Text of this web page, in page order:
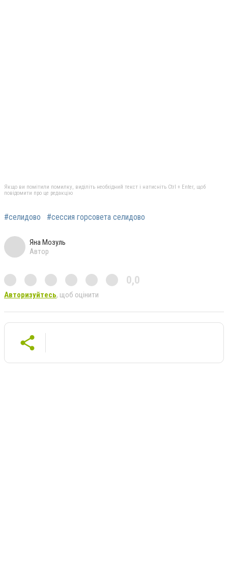
Якщо ви помітили помилку, виділіть необхідний текст і натисніть Ctrl + Enter, щоб
повідомити про це редакцію
#селидово #сессия горсовета селидово
Яна Мозуль
Автор
0,0
Авторизуйтесь, щоб оцінити